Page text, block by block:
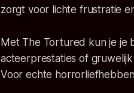
zorgt voor lichte frustratie
Met The Tortured kun je je
acteerprestaties of
Voor echte